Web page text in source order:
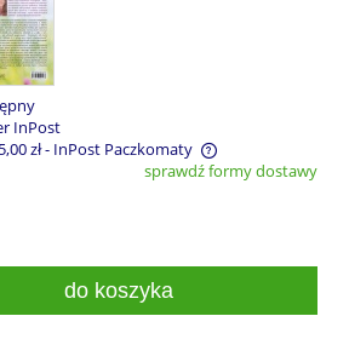
InPost
zł- InPost Paczkomaty
kosztów płatności
sprawdź formy dostawy
do koszyka